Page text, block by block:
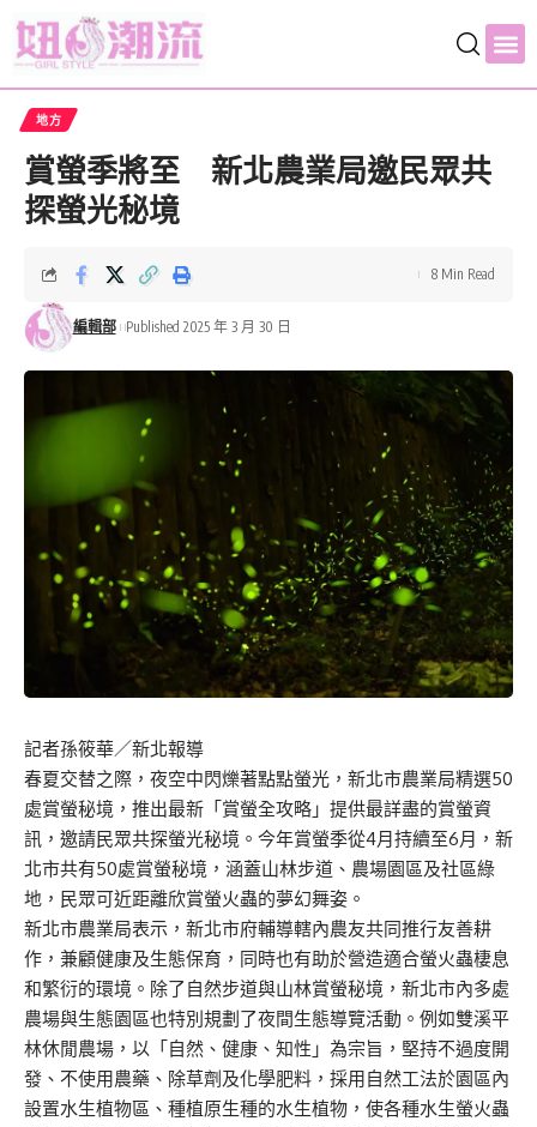
地方
賞螢季將至 新北農業局邀民眾共
探螢光秘境
編輯部 Published 2025 年 3 月 30 日
8 Min Read
記者孫筱華／新北報導
春夏交替之際，夜空中閃爍著點點螢光，新北市農業局精選50
處賞螢秘境，推出最新「賞螢全攻略」提供最詳盡的賞螢資
訊，邀請民眾共探螢光秘境。今年賞螢季從4月持續至6月，新
北市共有50處賞螢秘境，涵蓋山林步道、農場園區及社區綠
地，民眾可近距離欣賞螢火蟲的夢幻舞姿。
新北市農業局表示，新北市府輔導轄內農友共同推行友善耕
作，兼顧健康及生態保育，同時也有助於營造適合螢火蟲棲息
和繁衍的環境。除了自然步道與山林賞螢秘境，新北市內多處
農場與生態園區也特別規劃了夜間生態導覽活動。例如雙溪平
林休閒農場，以「自然、健康、知性」為宗旨，堅持不過度開
發、不使用農藥、除草劑及化學肥料，採用自然工法於園區內
設置水生植物區、種植原生種的水生植物，使各種水生螢火蟲